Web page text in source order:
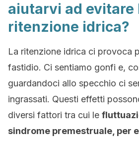
aiutarvi ad evitare
ritenzione idrica?
La ritenzione idrica ci provoca
fastidio. Ci sentiamo gonfi e,
guardandoci allo specchio ci
ingrassati. Questi effetti
diversi fattori tra cui le
sindrome premestruale, per